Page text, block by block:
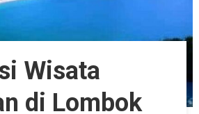
Wisata
di Lombok